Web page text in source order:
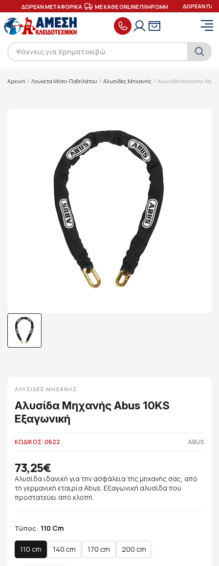
ΔΩΡΕΑΝ ΜΕΤΑΦΟΡΙΚΑ ΜΕ ΚΑΘΕ ONLINE ΠΛΗΡΩΜΗ ΔΩΡΕΑΝ
Αρχική Λουκέτα Μότο-Ποδηλάτου Αλυσίδες Μηχανής Αλυσίδα Μηχανής Abus
ΑΛΥΣΊΔΕΣ ΜΗΧΑΝΉΣ
Αλυσίδα Μηχανής Abus 10KS
Εξαγωνική
ΚΩΔΙΚΟΣ: 0622 ABUS
73,25€
Αλυσίδα ιδανική για την ασφάλεια της μηχανής σας, από
τη γερμανική εταιρία Abus. Εξαγωνική αλυσίδα που
προστατεύει από κλοπή.
Τύπος: 110 Cm
110 cm 140 cm 170 cm 200 cm